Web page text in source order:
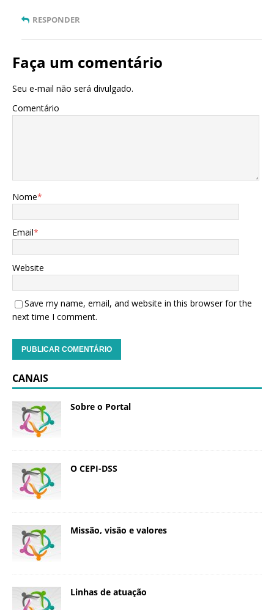
RESPONDER
Faça um comentário
Seu e-mail não será divulgado.
Comentário
Nome*
Email*
Website
Save my name, email, and website in this browser for the
next time I comment.
CANAIS
Sobre o Portal
O CEPI-DSS
Missão, visão e valores
Linhas de atuação